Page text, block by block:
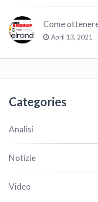
April 13, 2021
Categories
Analisi
Notizie
Video